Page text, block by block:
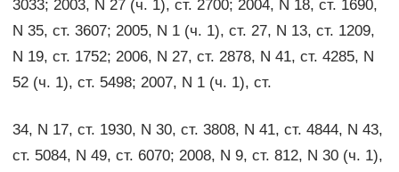
3033; 2003, N 27 (ч. 1), ст. 2700; 2004, N 18, ст. 1690,
N 35, ст. 3607; 2005, N 1 (ч. 1), ст. 27, N 13, ст. 1209,
N 19, ст. 1752; 2006, N 27, ст. 2878, N 41, ст. 4285, N
52 (ч. 1), ст. 5498; 2007, N 1 (ч. 1), ст.
34, N 17, ст. 1930, N 30, ст. 3808, N 41, ст. 4844, N 43,
ст. 5084, N 49, ст. 6070; 2008, N 9, ст. 812, N 30 (ч. 1),